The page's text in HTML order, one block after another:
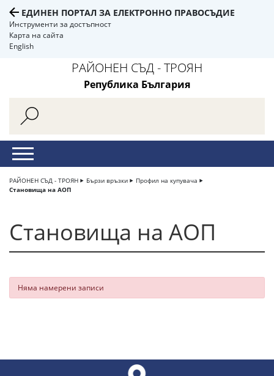
ЕДИНЕН ПОРТАЛ ЗА ЕЛЕКТРОННО ПРАВОСЪДИЕ
Инструменти за достъпност
Карта на сайта
English
РАЙОНЕН СЪД - ТРОЯН
Република България
РАЙОНЕН СЪД - ТРОЯН Бързи връзки
Профил на купувача
Становища на АОП
Становища на АОП
Няма намерени записи